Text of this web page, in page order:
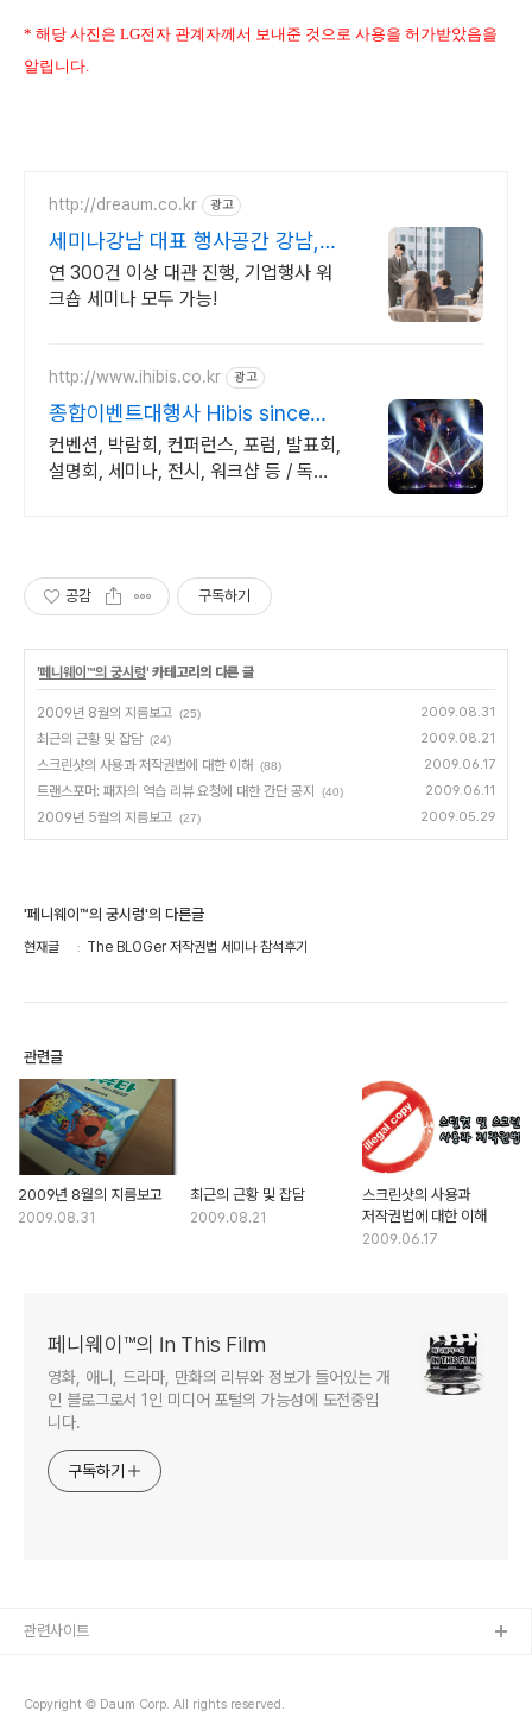
* 해당 사진은 LG전자 관계자께서 보내준 것으로 사용을 허가받았음을
알립니다.
http://dreaum.co.kr 광고
세미나강남 대표 행사공간 강남,
역삼 대표 행사 공간
연 300건 이상 대관 진행, 기업행사 워
크숍 세미나 모두 가능!
http://www.ihibis.co.kr 광고
종합이벤트대행사 Hibis since
2000 행사대행
컨벤션, 박람회, 컨퍼런스, 포럼, 발표회,
설명회, 세미나, 전시, 워크샵 등 / 독특
공감 구독하기
'페니웨이™의 궁시렁' 카테고리의 다른 글
2009년 8월의 지름보고 (25) 2009.08.31
최근의 근황 및 잡담 (24) 2009.08.21
스크린샷의 사용과 저작권법에 대한 이해 (88) 2009.06.17
트랜스포머: 패자의 역습 리뷰 요청에 대한 간단 공지 (40) 2009.06.11
2009년 5월의 지름보고 (27) 2009.05.29
'페니웨이™의 궁시렁'의 다른글
현재글 The BLOGer 저작권법 세미나 참석후기
관련글
2009년 8월의 지름보고
2009.08.31
최근의 근황 및 잡담
2009.08.21
스크린샷의 사용과
저작권법에 대한 이해
2009.06.17
페니웨이™의 In This Film
영화, 애니, 드라마, 만화의 리뷰와 정보가 들어있는 개
인 블로그로서 1인 미디어 포털의 가능성에 도전중입
니다.
구독하기
Copyright © Daum Corp. All rights reserved.
관련사이트